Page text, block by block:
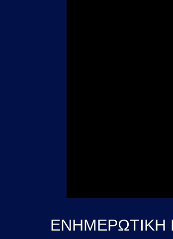
ΕΝΗΜΕΡΩΤΙΚΗ